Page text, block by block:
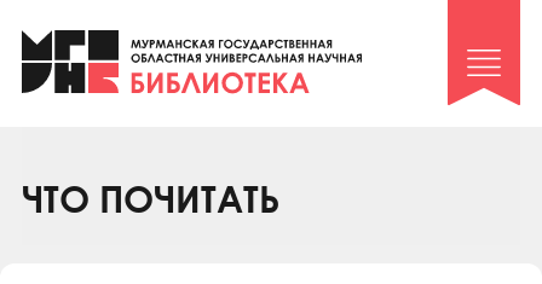
Клуб «Гиря и сельдерей»
Клуб «Семейный архив»
Коллегам
ЧТО ПОЧИТАТЬ